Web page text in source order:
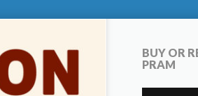
BUY OR
PRAM